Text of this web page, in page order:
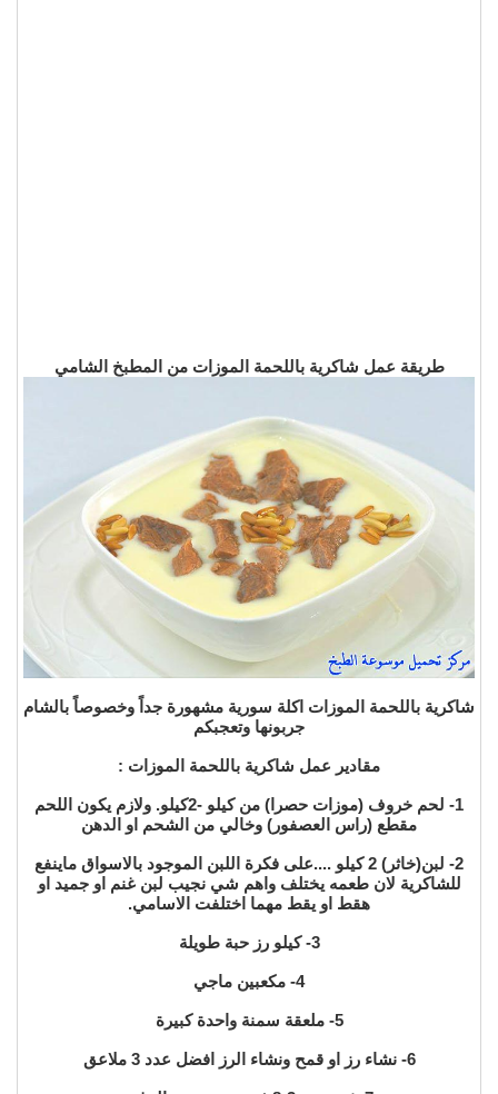
طريقة عمل شاكرية باللحمة الموزات من المطبخ الشامي
شاكرية باللحمة الموزات اكلة سورية مشهورة جداً وخصوصاً بالشام
جربونها وتعجبكم
مقادير عمل شاكرية باللحمة الموزات :
1- لحم خروف (موزات حصرا) من كيلو -2كيلو. ولازم يكون اللحم
مقطع (راس العصفور) وخالي من الشحم او الدهن
2- لبن(خاثر) 2 كيلو ....على فكرة اللبن الموجود بالاسواق ماينفع
للشاكرية لان طعمه يختلف واهم شي نجيب لبن غنم او جميد او
هقط او يقط مهما اختلفت الاسامي.
3- كيلو رز حبة طويلة
4- مكعبين ماجي
5- ملعقة سمنة واحدة كبيرة
6- نشاء رز او قمح ونشاء الرز افضل عدد 3 ملاعق